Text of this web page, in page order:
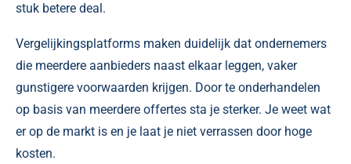
stuk betere deal.
Vergelijkingsplatforms maken duidelijk dat ondernemers
die meerdere aanbieders naast elkaar leggen, vaker
gunstigere voorwaarden krijgen. Door te onderhandelen
op basis van meerdere offertes sta je sterker. Je weet wat
er op de markt is en je laat je niet verrassen door hoge
kosten.